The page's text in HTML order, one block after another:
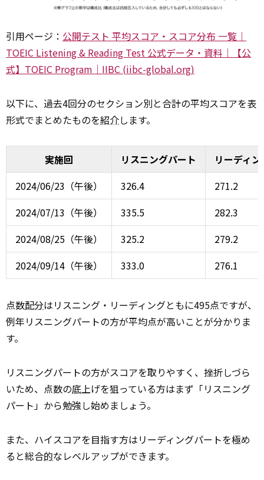
引用ページ： 公開テスト 平均スコア・スコア分布 一覧｜
TOEIC Listening & Reading Test 公式データ・資料｜【公
式】TOEIC Program｜IIBC (iibc-global.org)
以下に、過去4回分のセクション別と合計の平均スコアを表
形式でまとめたものを紹介します。
実施回 リスニングパート
リーディ
2024/06/23（午後）
326.4
271.2
2024/07/13（午後）
335.5
282.3
2024/08/25（午後）
325.2
279.2
2024/09/14（午後）
333.0 276.1
点数配分はリスニング・リーディングともに495点ですが、
例年リスニングパートの方が平均点が高いことが分かりま
す。
リスニングパートの方がスコアを取りやすく、挫折しづら
いため、点数の底上げを狙っている方はまず「リスニング
パート」から勉強し始めましょう。
また、ハイスコアを目指す方はリーディングパートを極め
ると総合的なレベルアップができます。